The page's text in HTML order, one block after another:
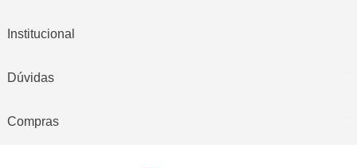
Institucional
Dúvidas
Compras